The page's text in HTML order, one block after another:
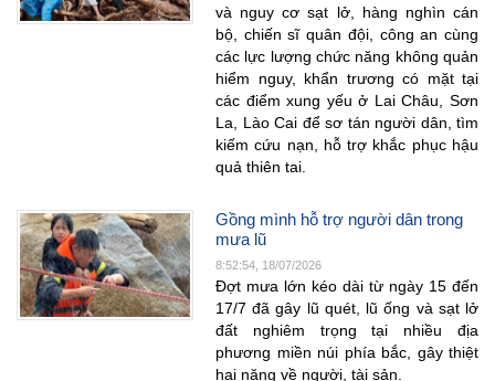
và nguy cơ sạt lở, hàng nghìn cán
bộ, chiến sĩ quân đội, công an cùng
các lực lượng chức năng không quản
hiểm nguy, khẩn trương có mặt tại
các điểm xung yếu ở Lai Châu, Sơn
La, Lào Cai để sơ tán người dân, tìm
kiếm cứu nạn, hỗ trợ khắc phục hậu
quả thiên tai.
Gồng mình hỗ trợ người dân trong
mưa lũ
8:52:54, 18/07/2026
Đợt mưa lớn kéo dài từ ngày 15 đến
17/7 đã gây lũ quét, lũ ống và sạt lở
đất nghiêm trọng tại nhiều địa
phương miền núi phía bắc, gây thiệt
hại nặng về người, tài sản.